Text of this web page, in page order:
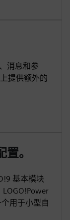
消息和参
提供额外的
。
基本模块
用于小型自